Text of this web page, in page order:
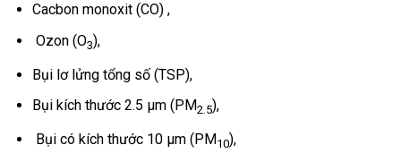
Cacbon monoxit (CO) ,
Ozon (O3),
Bụi lơ lửng tổng số (TSP),
Bụi kích thước 2.5 µm (PM2.5),
Bụi có kích thước 10 µm (PM10),